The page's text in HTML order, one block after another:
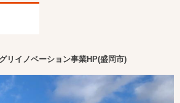
リイノベーション事業HP(盛岡市)